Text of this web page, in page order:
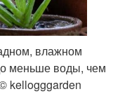
влажном
меньше воды, чем
kellogggarden